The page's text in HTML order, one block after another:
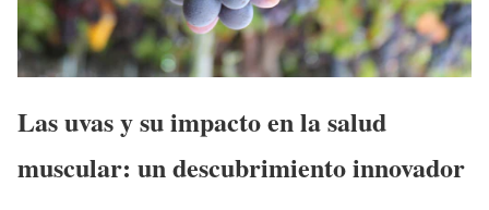
Las uvas y su impacto en la salud
muscular: un descubrimiento innovador